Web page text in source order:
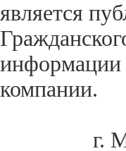
является
информации
компании.
г.